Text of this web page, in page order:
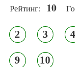
Рейтинг: 10
2 3 4
9 10